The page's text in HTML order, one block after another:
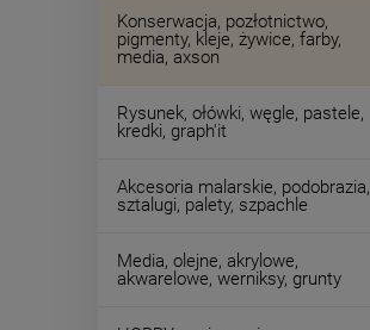
Konserwacja, pozłotnictwo,
pigmenty, kleje, żywice, farby,
media, axson
Rysunek, ołówki, węgle, pastele,
kredki, graph'it
Akcesoria malarskie, podobrazia,
sztalugi, palety, szpachle
Media, olejne, akrylowe,
akwarelowe, werniksy, grunty